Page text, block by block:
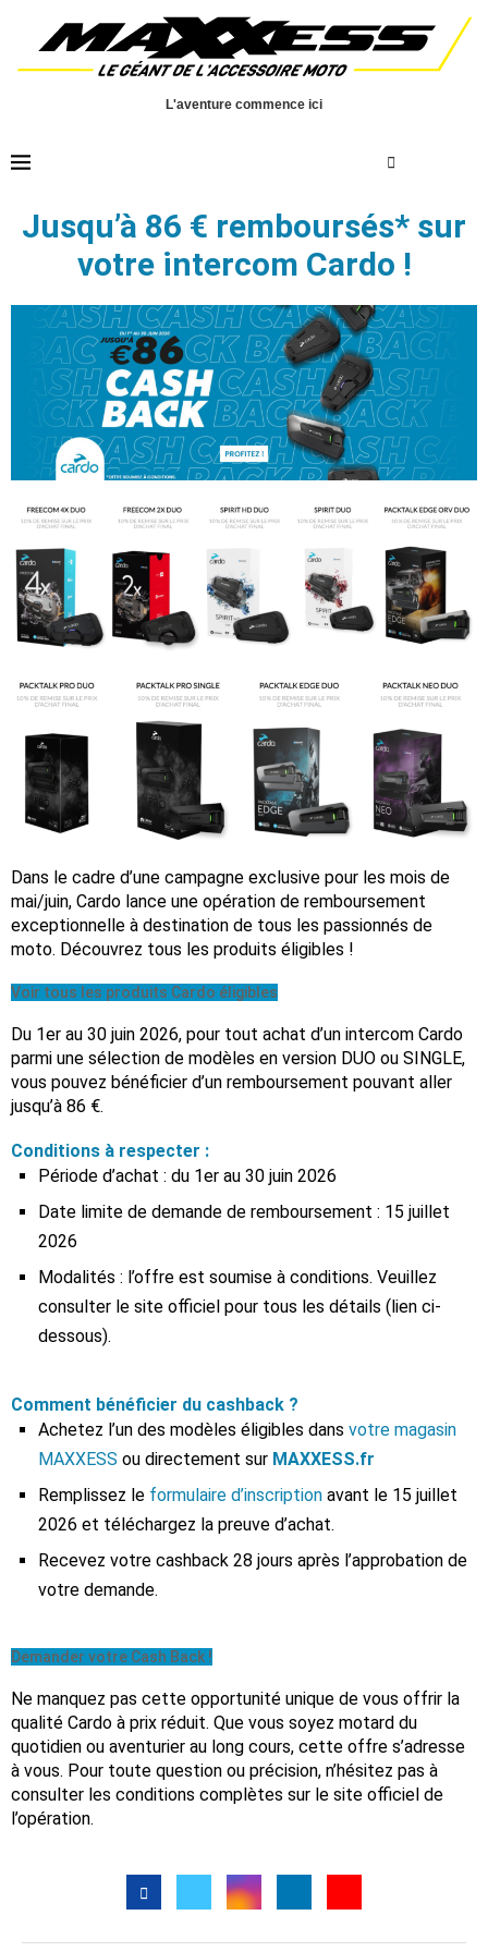
L'aventure commence ici
Jusqu’à 86 € remboursés* sur
votre intercom Cardo !
Dans le cadre d’une campagne exclusive pour les mois de
mai/juin, Cardo lance une opération de remboursement
exceptionnelle à destination de tous les passionnés de
moto. Découvrez tous les produits éligibles !
Voir tous les produits Cardo éligibles
Du 1er au 30 juin 2026, pour tout achat d’un intercom Cardo
parmi une sélection de modèles en version DUO ou SINGLE,
vous pouvez bénéficier d’un remboursement pouvant aller
jusqu’à 86 €.
Conditions à respecter :
Période d’achat : du 1er au 30 juin 2026
Date limite de demande de remboursement : 15 juillet
2026
Modalités : l’offre est soumise à conditions. Veuillez
consulter le site officiel pour tous les détails (lien ci-
dessous).
Comment bénéficier du cashback ?
Achetez l’un des modèles éligibles dans votre magasin
MAXXESS ou directement sur MAXXESS.fr
Remplissez le formulaire d’inscription avant le 15 juillet
2026 et téléchargez la preuve d’achat.
Recevez votre cashback 28 jours après l’approbation de
votre demande.
Demander votre Cash Back !
Ne manquez pas cette opportunité unique de vous offrir la
qualité Cardo à prix réduit. Que vous soyez motard du
quotidien ou aventurier au long cours, cette offre s’adresse
à vous. Pour toute question ou précision, n’hésitez pas à
consulter les conditions complètes sur le site officiel de
l’opération.